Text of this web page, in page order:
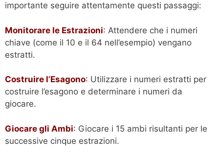
importante seguire attentamente questi passaggi:
Monitorare le Estrazioni: Attendere che i numeri
chiave (come il 10 e il 64 nell’esempio) vengano
estratti.
Costruire l’Esagono: Utilizzare i numeri estratti per
costruire l’esagono e determinare i numeri da
giocare.
Giocare gli Ambi: Giocare i 15 ambi risultanti per le
successive cinque estrazioni.